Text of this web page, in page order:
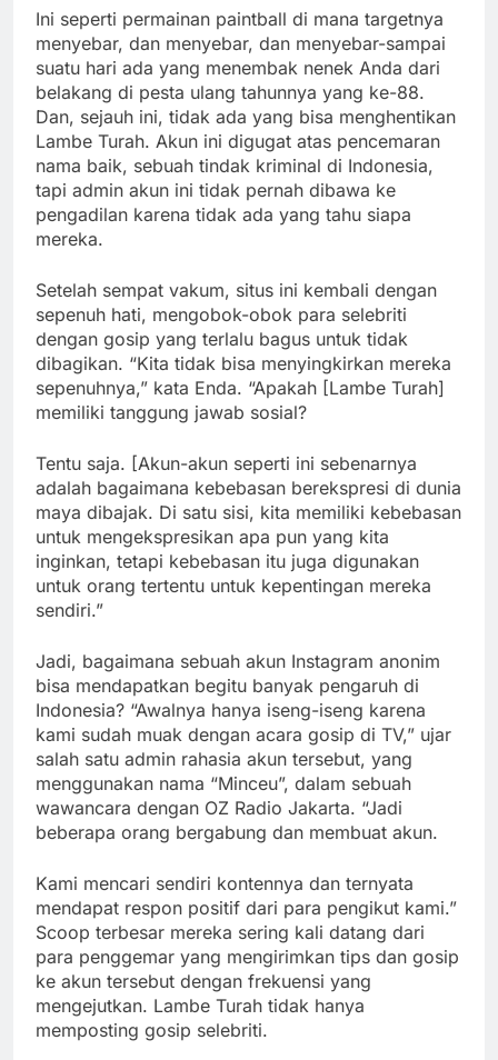
Ini seperti permainan paintball di mana targetnya
menyebar, dan menyebar, dan menyebar-sampai
suatu hari ada yang menembak nenek Anda dari
belakang di pesta ulang tahunnya yang ke-88.
Dan, sejauh ini, tidak ada yang bisa menghentikan
Lambe Turah. Akun ini digugat atas pencemaran
nama baik, sebuah tindak kriminal di Indonesia,
tapi admin akun ini tidak pernah dibawa ke
pengadilan karena tidak ada yang tahu siapa
mereka.
Setelah sempat vakum, situs ini kembali dengan
sepenuh hati, mengobok-obok para selebriti
dengan gosip yang terlalu bagus untuk tidak
dibagikan. “Kita tidak bisa menyingkirkan mereka
sepenuhnya,” kata Enda. “Apakah [Lambe Turah]
memiliki tanggung jawab sosial?
Tentu saja. [Akun-akun seperti ini sebenarnya
adalah bagaimana kebebasan berekspresi di dunia
maya dibajak. Di satu sisi, kita memiliki kebebasan
untuk mengekspresikan apa pun yang kita
inginkan, tetapi kebebasan itu juga digunakan
untuk orang tertentu untuk kepentingan mereka
sendiri.”
Jadi, bagaimana sebuah akun Instagram anonim
bisa mendapatkan begitu banyak pengaruh di
Indonesia? “Awalnya hanya iseng-iseng karena
kami sudah muak dengan acara gosip di TV,” ujar
salah satu admin rahasia akun tersebut, yang
menggunakan nama “Minceu”, dalam sebuah
wawancara dengan OZ Radio Jakarta. “Jadi
beberapa orang bergabung dan membuat akun.
Kami mencari sendiri kontennya dan ternyata
mendapat respon positif dari para pengikut kami.”
Scoop terbesar mereka sering kali datang dari
para penggemar yang mengirimkan tips dan gosip
ke akun tersebut dengan frekuensi yang
mengejutkan. Lambe Turah tidak hanya
memposting gosip selebriti.